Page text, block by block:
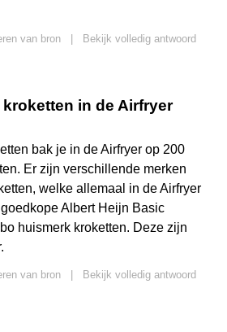
van bron
Bekijk volledig antwoord
in de Airfryer
bak je in de Airfryer op 200
Er zijn verschillende merken
welke allemaal in de Airfryer
Albert Heijn Basic
huismerk kroketten. Deze zijn
van bron
Bekijk volledig antwoord